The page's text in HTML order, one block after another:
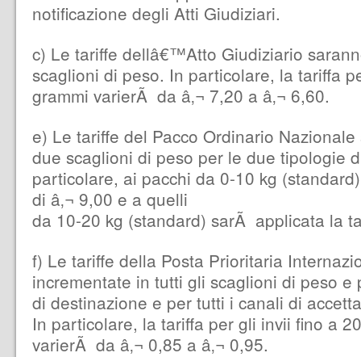
notificazione degli Atti Giudiziari.
c) Le tariffe dellâ€™Atto Giudiziario
scaglioni di peso. In particolare, la tariffa
grammi varierÃ da â‚¬ 7,20 a â‚¬ 6,60.
e) Le tariffe del Pacco Ordinario
due scaglioni di peso per le due tipologie
particolare, ai pacchi da 0-10 kg
di â‚¬ 9,00 e a quelli
da 10-20 kg (standard) sarÃ applicata la
f) Le tariffe della Posta Prioritaria
incrementate in tutti gli scaglioni di peso
di destinazione e per tutti i canali di
In particolare, la tariffa per gli invii fino a
varierÃ da â‚¬ 0,85 a â‚¬ 0,95.